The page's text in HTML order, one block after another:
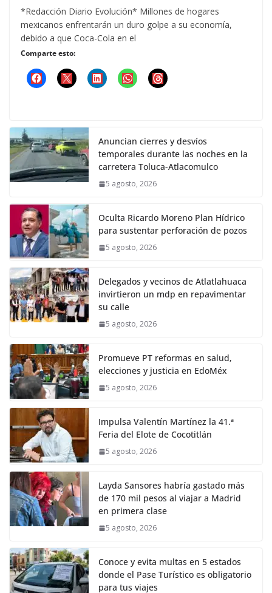
*Redacción Diario Evolución* Millones de hogares
mexicanos enfrentarán un duro golpe a su economía,
debido a que Coca-Cola en el
Comparte esto:
Anuncian cierres y desvíos
temporales durante las noches en la
carretera Toluca-Atlacomulco
5 agosto, 2026
Oculta Ricardo Moreno Plan Hídrico
para sustentar perforación de pozos
5 agosto, 2026
Delegados y vecinos de Atlatlahuaca
invirtieron un mdp en repavimentar
su calle
5 agosto, 2026
Promueve PT reformas en salud,
elecciones y justicia en EdoMéx
5 agosto, 2026
Impulsa Valentín Martínez la 41.ª
Feria del Elote de Cocotitlán
5 agosto, 2026
Layda Sansores habría gastado más
de 170 mil pesos al viajar a Madrid
en primera clase
5 agosto, 2026
Conoce y evita multas en 5 estados
donde el Pase Turístico es obligatorio
para tus viajes